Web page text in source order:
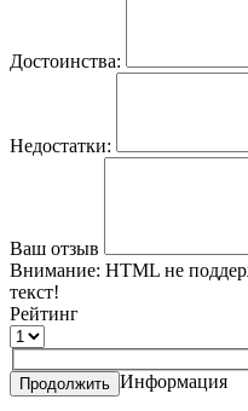
Достоинства:
Недостатки:
Ваш отзыв
Внимание: HTML не
текст!
Рейтинг
Продолжить Информация